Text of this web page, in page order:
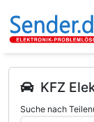
KFZ
Suche nach